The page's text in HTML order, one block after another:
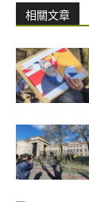
相關文章